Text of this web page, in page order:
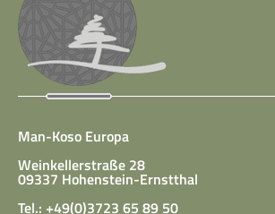
Man-Koso Europa
Weinkellerstraße 28
09337 Hohenstein-Ernstthal
Tel.: +49(0)3723 65 89 50